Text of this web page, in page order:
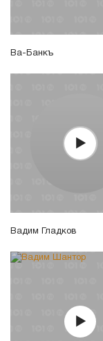
Ва-Банкъ
Вадим Гладков